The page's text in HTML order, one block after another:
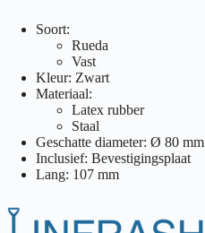
Soort:
Rueda
Vast
Kleur: Zwart
Materiaal:
Latex rubber
Staal
Geschatte diameter: Ø 80 mm
Inclusief: Bevestigingsplaat
Lang: 107 mm